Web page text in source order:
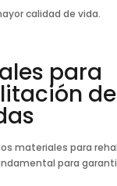
calidad de vida.
para
de
materiales para
para